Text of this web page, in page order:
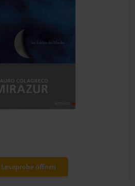
Leseprobe öffnen